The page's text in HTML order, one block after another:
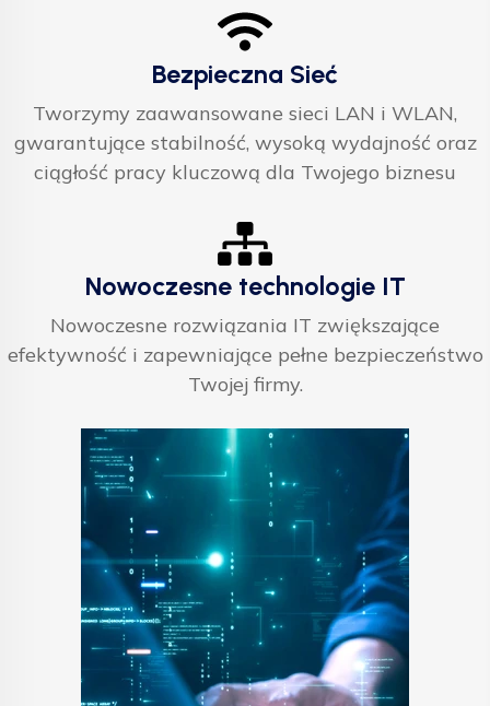
Bezpieczna Sieć
Tworzymy zaawansowane sieci LAN i WLAN,
gwarantujące stabilność, wysoką wydajność oraz
ciągłość pracy kluczową dla Twojego biznesu
Nowoczesne technologie IT
Nowoczesne rozwiązania IT zwiększające
efektywność i zapewniające pełne bezpieczeństwo
Twojej firmy.